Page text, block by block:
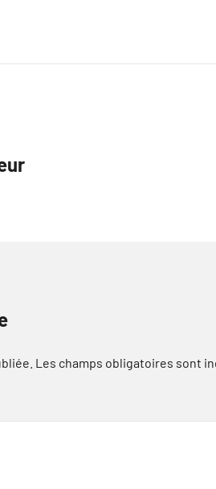
Les champs obligatoires sont